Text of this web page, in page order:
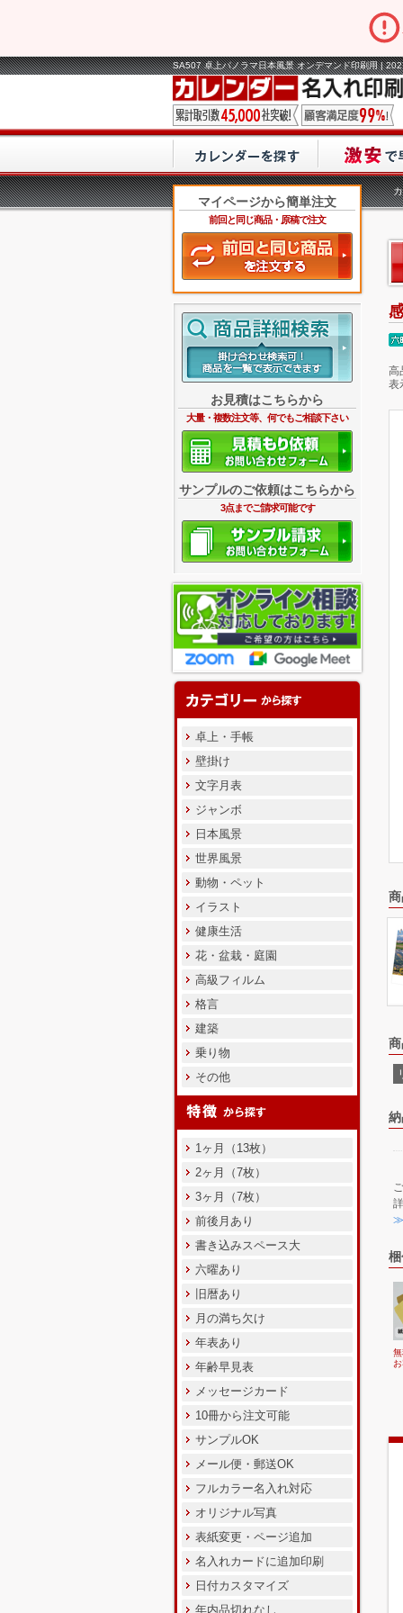
SA507 卓上パノラマ日本風景 オンデマンド印刷用 |
マイページから簡単注文
前回と同じ商品・原稿で注文
お見積はこちらから
大量・複数注文等、何でもご相談下さい
サンプルのご依頼はこちらから
3点までご請求可能です
卓上・手帳
壁掛け
文字月表
ジャンボ
日本風景
世界風景
動物・ペット
イラスト
健康生活
花・盆栽・庭園
高級フィルム
格言
建築
乗り物
その他
1ヶ月（13枚）
2ヶ月（7枚）
3ヶ月（7枚）
前後月あり
書き込みスペース大
六曜あり
旧暦あり
月の満ち欠け
年表あり
年齢早見表
メッセージカード
10冊から注文可能
サンプルOK
メール便・郵送OK
フルカラー名入れ対応
オリジナル写真
表紙変更・ページ追加
名入れカードに追加印刷
日付カスタマイズ
年内品切れなし
高
表
≫